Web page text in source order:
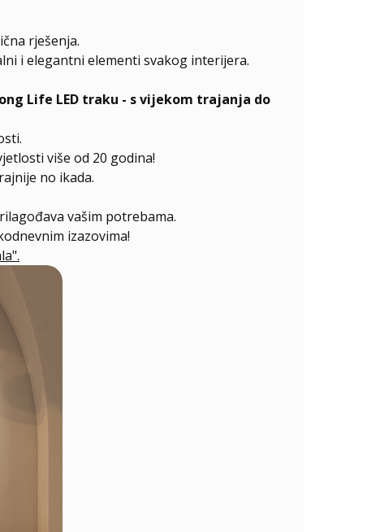
rješenja.
i elegantni elementi svakog interijera.
Life LED traku - s vijekom trajanja do
više od 20 godina!
no ikada.
vašim potrebama.
izazovima!